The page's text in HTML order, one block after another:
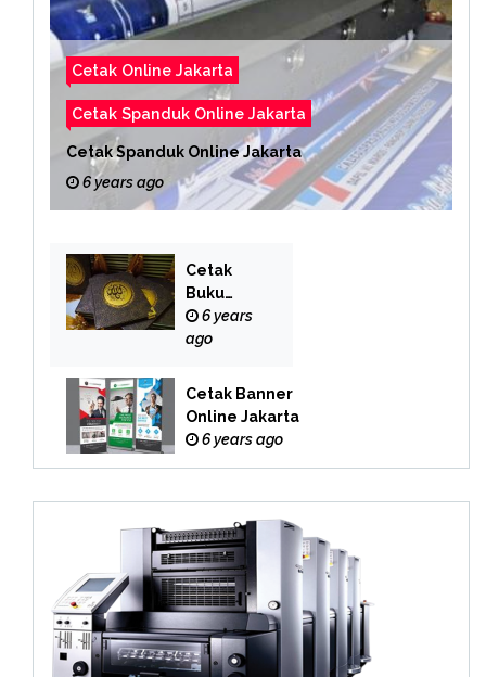
Cetak Online Jakarta
Cetak Spanduk Online Jakarta
Cetak Spanduk Online Jakarta
6 years ago
Cetak
Buku
Yasin
Online
6 years
ago
Cetak Banner
Online Jakarta
6 years ago